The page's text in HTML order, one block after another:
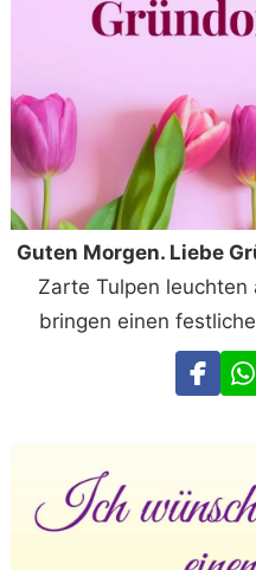
Guten Morgen. Liebe
Zarte Tulpen
bringen einen